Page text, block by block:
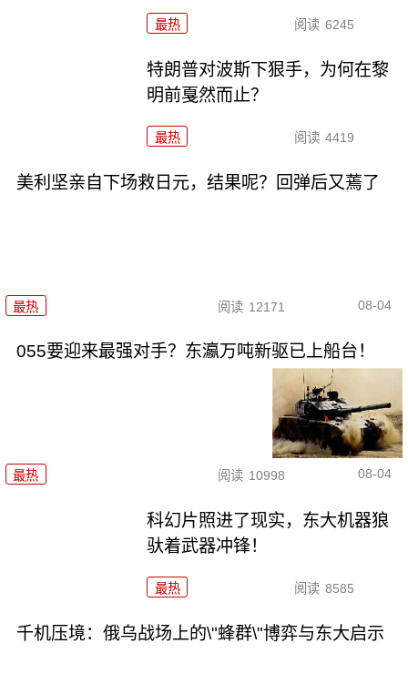
最热 阅读 6245
特朗普对波斯下狠手，为何在黎
明前戛然而止？
最热 阅读 4419
美利坚亲自下场救日元，结果呢？回弹后又蔫了
最热 阅读 12171 08-04
055要迎来最强对手？东瀛万吨新驱已上船台！
最热 阅读 10998 08-04
科幻片照进了现实，东大机器狼
驮着武器冲锋！
最热 阅读 8585
千机压境：俄乌战场上的\"蜂群\"博弈与东大启示